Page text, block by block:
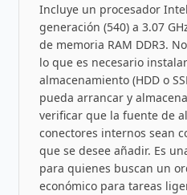
Incluye un procesador
generación (540) a 3.07
de memoria RAM DDR3.
lo que es necesario
almacenamiento (HDD o
pueda arrancar y
verificar que la fuente de
conectores internos sean
que se desee añadir. Es
para quienes buscan un
económico para tareas